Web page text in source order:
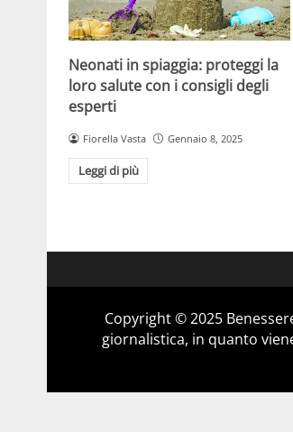
Neonati in spiaggia: proteggi la
loro salute con i consigli degli
esperti
Fiorella Vasta Gennaio 8, 2025
Leggi di più
Copyright © 2025
giornalistica, in quanto